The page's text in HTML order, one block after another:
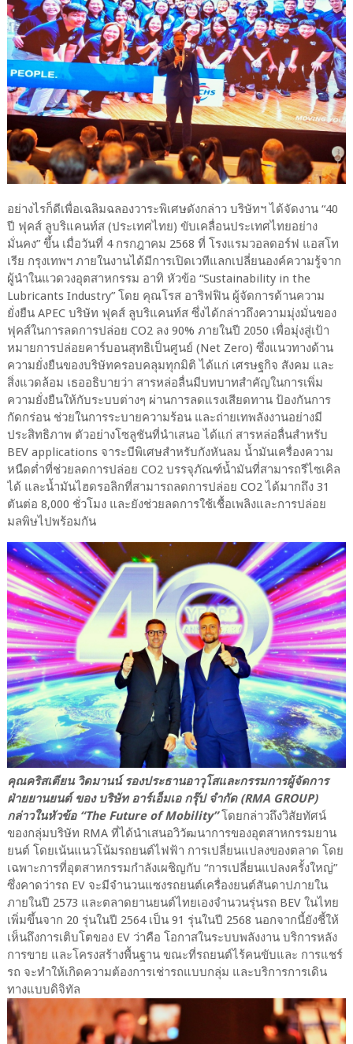
อย่างไรก็ดีเพื่อเฉลิมฉลองวาระพิเศษดังกล่าว บริษัทฯ ได้จัดงาน “40
ปี ฟุคส์ ลูบริแคนท์ส (ประเทศไทย) ขับเคลื่อนประเทศไทยอย่าง
มั่นคง” ขึ้น เมื่อวันที่ 4 กรกฎาคม 2568 ที่ โรงแรมวอลดอร์ฟ แอสโท
เรีย กรุงเทพฯ ภายในงานได้มีการเปิดเวทีแลกเปลี่ยนองค์ความรู้จาก
ผู้นำในแวดวงอุตสาหกรรม อาทิ หัวข้อ “Sustainability in the
Lubricants Industry” โดย คุณโรส อาริฟฟิน ผู้จัดการด้านความ
ยั่งยืน APEC บริษัท ฟุคส์ ลูบริแคนท์ส ซึ่งได้กล่าวถึงความมุ่งมั่นของ
ฟุคส์ในการลดการปล่อย CO2 ลง 90% ภายในปี 2050 เพื่อมุ่งสู่เป้า
หมายการปล่อยคาร์บอนสุทธิเป็นศูนย์ (Net Zero) ซึ่งแนวทางด้าน
ความยั่งยืนของบริษัทครอบคลุมทุกมิติ ได้แก่ เศรษฐกิจ สังคม และ
สิ่งแวดล้อม เธออธิบายว่า สารหล่อลื่นมีบทบาทสำคัญในการเพิ่ม
ความยั่งยืนให้กับระบบต่างๆ ผ่านการลดแรงเสียดทาน ป้องกันการ
กัดกร่อน ช่วยในการระบายความร้อน และถ่ายเทพลังงานอย่างมี
ประสิทธิภาพ ตัวอย่างโซลูชันที่นำเสนอ ได้แก่ สารหล่อลื่นสำหรับ
BEV applications จาระบีพิเศษสำหรับกังหันลม น้ำมันเครื่องความ
หนืดต่ำที่ช่วยลดการปล่อย CO2 บรรจุภัณฑ์น้ำมันที่สามารถรีไซเคิล
ได้ และน้ำมันไฮดรอลิกที่สามารถลดการปล่อย CO2 ได้มากถึง 31
ตันต่อ 8,000 ชั่วโมง และยังช่วยลดการใช้เชื้อเพลิงและการปล่อย
มลพิษไปพร้อมกัน
คุณคริสเตียน วิดมานน์ รองประธานอาวุโสและกรรมการผู้จัดการ
ฝ่ายยานยนต์ ของ บริษัท อาร์เอ็มเอ กรุ๊ป จำกัด (RMA GROUP)
กล่าวในหัวข้อ “The Future of Mobility”โดยกล่าวถึงวิสัยทัศน์
ของกลุ่มบริษัท RMA ที่ได้นำเสนอวิวัฒนาการของอุตสาหกรรมยาน
ยนต์ โดยเน้นแนวโน้มรถยนต์ไฟฟ้า การเปลี่ยนแปลงของตลาด โดย
เฉพาะการที่อุตสาหกรรมกำลังเผชิญกับ “การเปลี่ยนแปลงครั้งใหญ่”
ซึ่งคาดว่ารถ EV จะมีจำนวนแซงรถยนต์เครื่องยนต์สันดาปภายใน
ภายในปี 2573 และตลาดยานยนต์ไทยเองจำนวนรุ่นรถ BEV ในไทย
เพิ่มขึ้นจาก 20 รุ่นในปี 2564 เป็น 91 รุ่นในปี 2568 นอกจากนี้ยังชี้ให้
เห็นถึงการเติบโตของ EV ว่าคือ โอกาสในระบบพลังงาน บริการหลัง
การขาย และโครงสร้างพื้นฐาน ขณะที่รถยนต์ไร้คนขับและ การแชร์
รถ จะทำให้เกิดความต้องการเช่ารถแบบกลุ่ม และบริการการเดิน
ทางแบบดิจิทัล